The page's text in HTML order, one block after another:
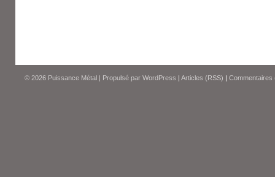
© 2026 Puissance Métal | Propulsé par WordPress | Articles (RSS) | Commentaires